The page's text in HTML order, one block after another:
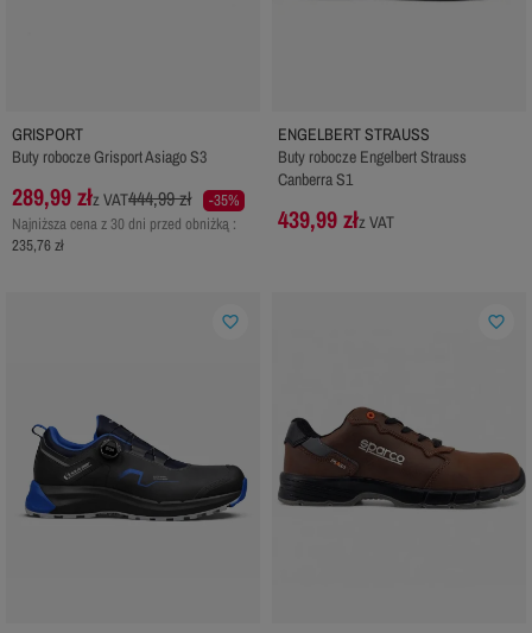
GRISPORT
Buty robocze Grisport Asiago S3
289,99 złz VAT444,99 zł
-35%
Najniższa cena z 30 dni przed obniżką :
235,76 zł
ENGELBERT STRAUSS
Buty robocze Engelbert Strauss
Canberra S1
439,99 złz VAT
favorite_border favorite_border